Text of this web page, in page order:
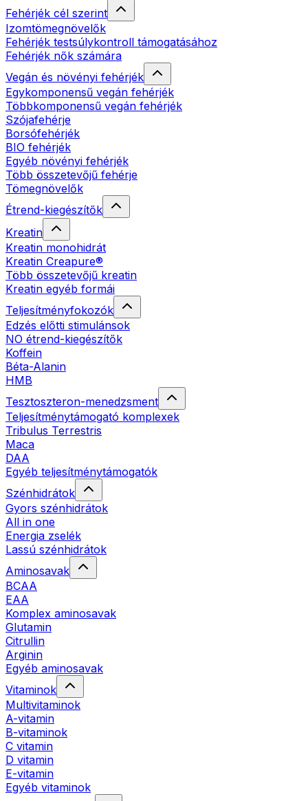
Fehérjék cél szerint
Izomtömegnövelők
Fehérjék testsúlykontroll támogatásához
Fehérjék nők számára
Vegán és növényi fehérjék
Egykomponensű vegán fehérjék
Többkomponensű vegán fehérjék
Szójafehérje
Borsófehérjék
BIO fehérjék
Egyéb növényi fehérjék
Több összetevőjű fehérje
Tömegnövelők
Étrend-kiegészítők
Kreatin
Kreatin monohidrát
Kreatin Creapure®
Több összetevőjű kreatin
Kreatin egyéb formái
Teljesítményfokozók
Edzés előtti stimulánsok
NO étrend-kiegészítők
Koffein
Béta-Alanin
HMB
Tesztoszteron-menedzsment
Teljesítménytámogató komplexek
Tribulus Terrestris
Maca
DAA
Egyéb teljesítménytámogatók
Szénhidrátok
Gyors szénhidrátok
All in one
Energia zselék
Lassú szénhidrátok
Aminosavak
BCAA
EAA
Komplex aminosavak
Glutamin
Citrullin
Arginin
Egyéb aminosavak
Vitaminok
Multivitaminok
A-vitamin
B-vitaminok
C vitamin
D vitamin
E-vitamin
Egyéb vitaminok